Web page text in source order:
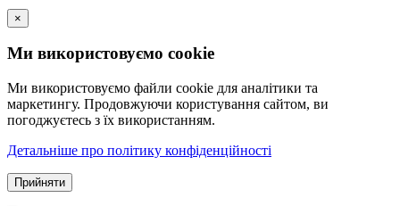
×
Ми використовуємо cookie
Ми використовуємо файли cookie для аналітики та
маркетингу. Продовжуючи користування сайтом, ви
погоджуєтесь з їх використанням.
Детальніше про політику конфіденційності
Прийняти